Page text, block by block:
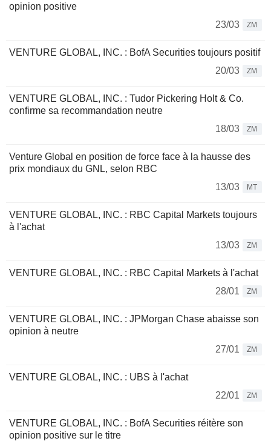
opinion positive
23/03
ZM
VENTURE GLOBAL, INC. : BofA Securities toujours positif
20/03
ZM
VENTURE GLOBAL, INC. : Tudor Pickering Holt & Co.
confirme sa recommandation neutre
18/03
ZM
Venture Global en position de force face à la hausse des
prix mondiaux du GNL, selon RBC
13/03
MT
VENTURE GLOBAL, INC. : RBC Capital Markets toujours
à l'achat
13/03
ZM
VENTURE GLOBAL, INC. : RBC Capital Markets à l'achat
28/01
ZM
VENTURE GLOBAL, INC. : JPMorgan Chase abaisse son
opinion à neutre
27/01
ZM
VENTURE GLOBAL, INC. : UBS à l'achat
22/01
ZM
VENTURE GLOBAL, INC. : BofA Securities réitère son
opinion positive sur le titre